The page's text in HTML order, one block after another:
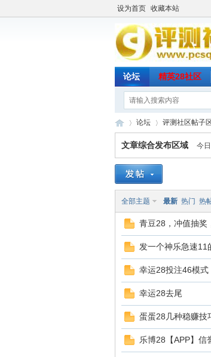
设为首页 收藏本站
论坛 精英28社区
»
论坛
›
评测社区帖子
文章综合发布区域 今
全部主题 最新 热门 热
青豆28，冲值抽奖
发一个神乐急速11
幸运28投注46模式
幸运28去尾
蛋蛋28几种稳赚技
乐博28【APP】信